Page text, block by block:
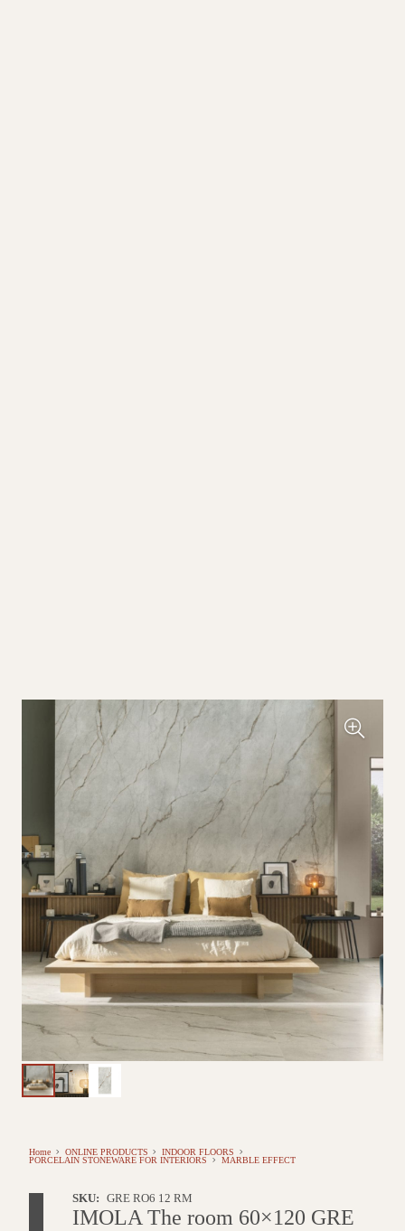
Home ONLINE PRODUCTS
INDOOR FLOORS
PORCELAIN STONEWARE FOR INTERIORS
MARBLE EFFECT
SKU: GRE RO6 12 RM
IMOLA The room 60×120 GRE